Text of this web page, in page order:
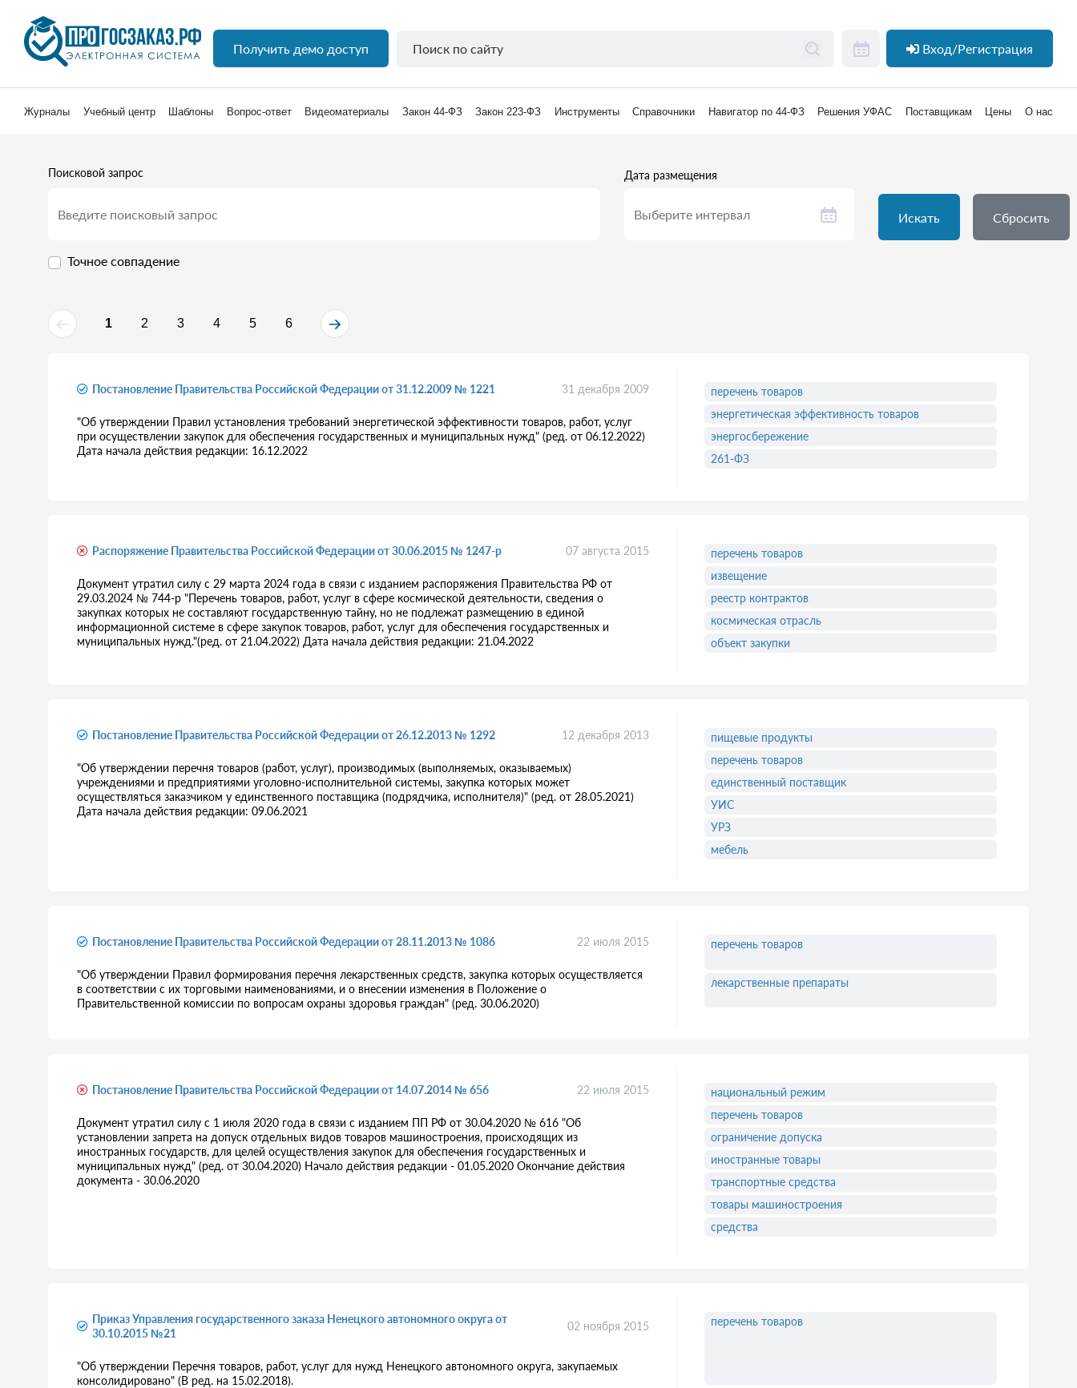
Получить демо доступ Вход/Регистрация
Журналы Учебный центр Шаблоны Вопрос-ответ Видеоматериалы Закон 44-ФЗ Закон 223-ФЗ Инструменты Справочники Навигатор по 44-ФЗ Решения УФАС Поставщикам Цены О нас
Поисковой запрос
Точное совпадение
Дата размещения
Искать Сбросить
1 2 3 4 5 6
Постановление Правительства Российской Федерации от 31.12.2009 № 1221 31 декабря 2009
"Об утверждении Правил установления требований энергетической эффективности товаров, работ, услуг
при осуществлении закупок для обеспечения государственных и муниципальных нужд" (ред. от 06.12.2022)
Дата начала действия редакции: 16.12.2022
перечень товаров
энергетическая эффективность товаров
энергосбережение
261-ФЗ
Распоряжение Правительства Российской Федерации от 30.06.2015 № 1247-р 07 августа 2015
Документ утратил силу с 29 марта 2024 года в связи с изданием распоряжения Правительства РФ от
29.03.2024 № 744-р "Перечень товаров, работ, услуг в сфере космической деятельности, сведения о
закупках которых не составляют государственную тайну, но не подлежат размещению в единой
информационной системе в сфере закупок товаров, работ, услуг для обеспечения государственных и
муниципальных нужд."(ред. от 21.04.2022) Дата начала действия редакции: 21.04.2022
перечень товаров
извещение
реестр контрактов
космическая отрасль
объект закупки
Постановление Правительства Российской Федерации от 26.12.2013 № 1292 12 декабря 2013
"Об утверждении перечня товаров (работ, услуг), производимых (выполняемых, оказываемых)
учреждениями и предприятиями уголовно-исполнительной системы, закупка которых может
осуществляться заказчиком у единственного поставщика (подрядчика, исполнителя)" (ред. от 28.05.2021)
Дата начала действия редакции: 09.06.2021
пищевые продукты
перечень товаров
единственный поставщик
УИС
УРЗ
мебель
Постановление Правительства Российской Федерации от 28.11.2013 № 1086 22 июля 2015
"Об утверждении Правил формирования перечня лекарственных средств, закупка которых осуществляется
в соответствии с их торговыми наименованиями, и о внесении изменения в Положение о
Правительственной комиссии по вопросам охраны здоровья граждан" (ред. 30.06.2020)
перечень товаров
лекарственные препараты
Постановление Правительства Российской Федерации от 14.07.2014 № 656 22 июля 2015
Документ утратил силу с 1 июля 2020 года в связи с изданием ПП РФ от 30.04.2020 № 616 "Об
установлении запрета на допуск отдельных видов товаров машиностроения, происходящих из
иностранных государств, для целей осуществления закупок для обеспечения государственных и
муниципальных нужд" (ред. от 30.04.2020) Начало действия редакции - 01.05.2020 Окончание действия
документа - 30.06.2020
национальный режим
перечень товаров
ограничение допуска
иностранные товары
транспортные средства
товары машиностроения
средства
Приказ Управления государственного заказа Ненецкого автономного округа от
30.10.2015 №21
02 ноября 2015
"Об утверждении Перечня товаров, работ, услуг для нужд Ненецкого автономного округа, закупаемых
консолидировано" (В ред. на 15.02.2018).
перечень товаров